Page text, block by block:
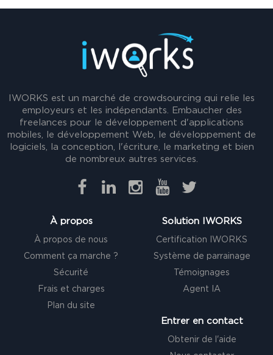
IWORKS est un marché de crowdsourcing qui relie les
employeurs et les indépendants. Embaucher des
freelances pour le développement d'applications
mobiles, le développement Web, le développement de
logiciels, la conception, l'écriture, le marketing et bien
de nombreux autres services.
À propos
À propos de nous
Comment ça marche ?
Sécurité
Frais et charges
Plan du site
Solution IWORKS
Certification IWORKS
Système de parrainage
Témoignages
Agent IA
Entrer en contact
Obtenir de l'aide